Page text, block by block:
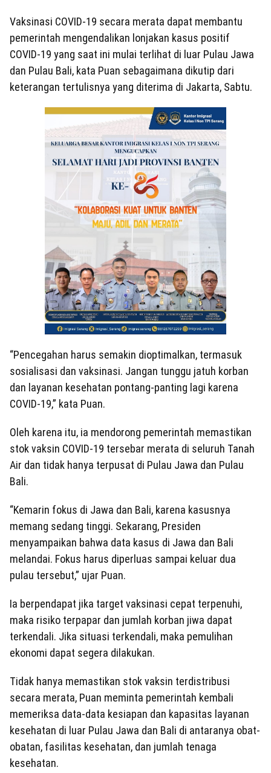
Vaksinasi COVID-19 secara merata dapat membantu
pemerintah mengendalikan lonjakan kasus positif
COVID-19 yang saat ini mulai terlihat di luar Pulau Jawa
dan Pulau Bali, kata Puan sebagaimana dikutip dari
keterangan tertulisnya yang diterima di Jakarta, Sabtu.
“Pencegahan harus semakin dioptimalkan, termasuk
sosialisasi dan vaksinasi. Jangan tunggu jatuh korban
dan layanan kesehatan pontang-panting lagi karena
COVID-19,” kata Puan.
Oleh karena itu, ia mendorong pemerintah memastikan
stok vaksin COVID-19 tersebar merata di seluruh Tanah
Air dan tidak hanya terpusat di Pulau Jawa dan Pulau
Bali.
“Kemarin fokus di Jawa dan Bali, karena kasusnya
memang sedang tinggi. Sekarang, Presiden
menyampaikan bahwa data kasus di Jawa dan Bali
melandai. Fokus harus diperluas sampai keluar dua
pulau tersebut,” ujar Puan.
Ia berpendapat jika target vaksinasi cepat terpenuhi,
maka risiko terpapar dan jumlah korban jiwa dapat
terkendali. Jika situasi terkendali, maka pemulihan
ekonomi dapat segera dilakukan.
Tidak hanya memastikan stok vaksin terdistribusi
secara merata, Puan meminta pemerintah kembali
memeriksa data-data kesiapan dan kapasitas layanan
kesehatan di luar Pulau Jawa dan Bali di antaranya obat-
obatan, fasilitas kesehatan, dan jumlah tenaga
kesehatan.